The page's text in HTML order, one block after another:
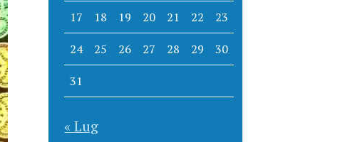
17 18 19 20 21 22 23
24 25 26 27 28 29 30
31
« Lug